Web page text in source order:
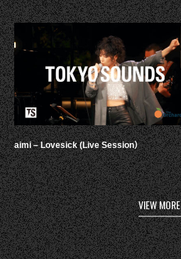
aimi – Lovesick (Live Session）
VIEW MORE